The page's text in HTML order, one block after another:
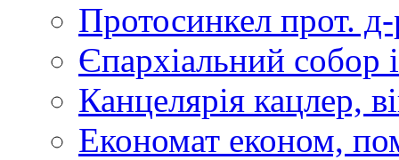
Протосинкел прот.
Єпархіальний собор
Канцелярія кацлер,
Економат економ,